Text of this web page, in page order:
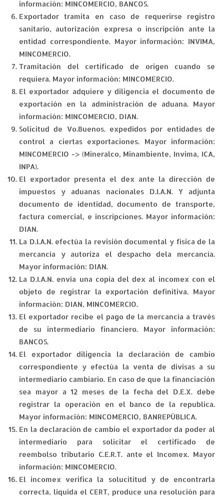
información: MINCOMERCIO, BANCOS.
Exportador tramita en caso de requerirse registro
sanitario, autorización expresa o inscripción ante la
entidad correspondiente. Mayor información: INVIMA,
MINCOMERCIO.
Tramitación del certificado de origen cuando se
requiera. Mayor información: MINCOMERCIO.
El exportador adquiere y diligencia el documento de
exportación en la administración de aduana. Mayor
información: MINCOMERCIO, DIAN.
Solicitud de Vo.Buenos. expedidos por entidades de
control a ciertas exportaciones. Mayor información:
MINCOMERCIO -> (Mineralco, Minambiente, Invima, ICA,
INPA).
El exportador presenta el dex ante la dirección de
impuestos y aduanas nacionales D.I.A.N. Y adjunta
documento de identidad, documento de transporte,
factura comercial, e inscripciones. Mayor información:
DIAN.
La D.I.A.N. efectúa la revisión documental y física de la
mercancía y autoriza el despacho dela mercancía.
Mayor información: DIAN.
La D.I.A.N. envía una copia del dex al incomex con el
objeto de registrar la exportación definitiva. Mayor
información: DIAN, MINCOMERCIO.
El exportador recibe el pago de la mercancía a través
de su intermediario financiero. Mayor información:
BANCOS.
El exportador diligencia la declaración de cambio
correspondiente y efectúa la venta de divisas a su
intermediario cambiario. En caso de que la financiación
sea mayor a 12 meses de la fecha del D.E.X. debe
registrar la operación en el banco de la republica.
Mayor información: MINCOMERCIO, BANREPÚBLICA.
En la declaración de cambio el exportador da poder al
intermediario para solicitar el certificado de
reembolso tributario C.E.R.T. ante el Incomex. Mayor
información: MINCOMERCIO.
El incomex verifica la solucititud y de encontrarla
correcta, liquida el CERT, produce una resolución para